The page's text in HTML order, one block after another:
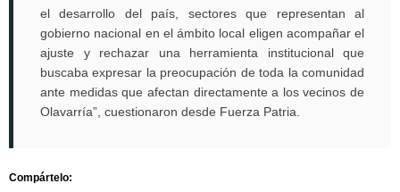
el desarrollo del país, sectores que representan al
gobierno nacional en el ámbito local eligen acompañar el
ajuste y rechazar una herramienta institucional que
buscaba expresar la preocupación de toda la comunidad
ante medidas que afectan directamente a los vecinos de
Olavarría”, cuestionaron desde Fuerza Patria.
Compártelo: